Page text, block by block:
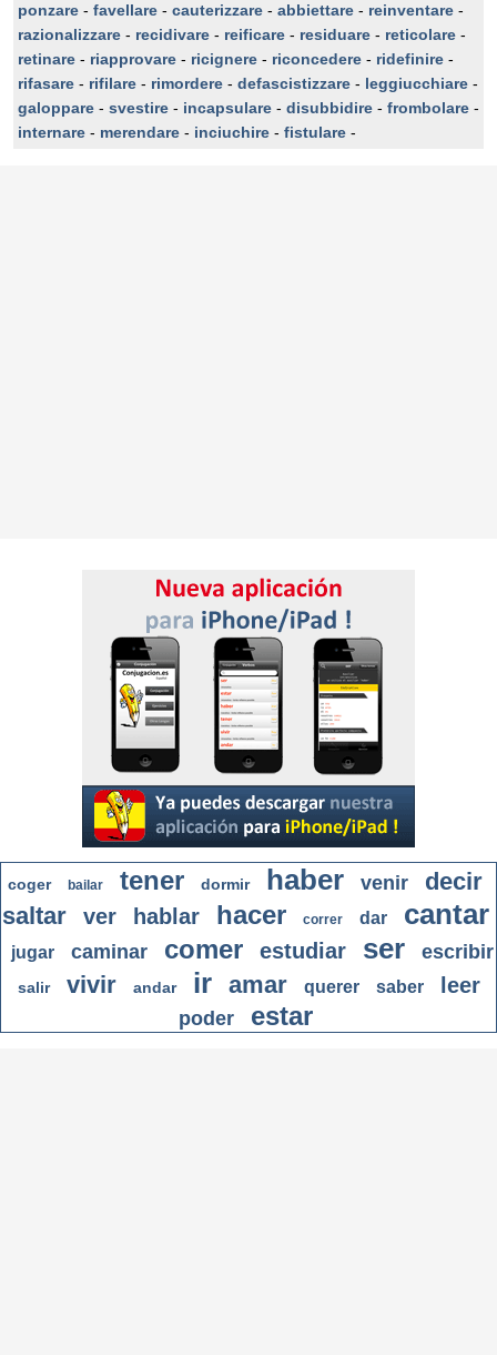
ponzare - favellare - cauterizzare - abbiettare - reinventare -
razionalizzare - recidivare - reificare - residuare - reticolare -
retinare - riapprovare - ricignere - riconcedere - ridefinire -
rifasare - rifilare - rimordere - defascistizzare - leggiucchiare -
galoppare - svestire - incapsulare - disubbidire - frombolare -
internare - merendare - inciuchire - fistulare -
coger bailar tener dormir haber venir
decir
saltar
ver hablar hacer correr dar cantar
jugar caminar comer estudiar ser escribir
salir vivir andar ir amar querer saber leer
poder estar